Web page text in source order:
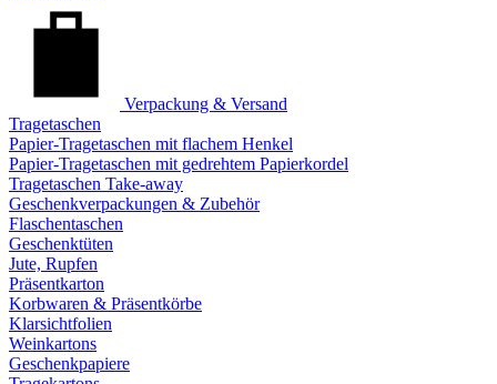
Verpackung & Versand
Tragetaschen
Papier-Tragetaschen mit flachem Henkel
Papier-Tragetaschen mit gedrehtem Papierkordel
Tragetaschen Take-away
Geschenkverpackungen & Zubehör
Flaschentaschen
Geschenktüten
Jute, Rupfen
Präsentkarton
Korbwaren & Präsentkörbe
Klarsichtfolien
Weinkartons
Geschenkpapiere